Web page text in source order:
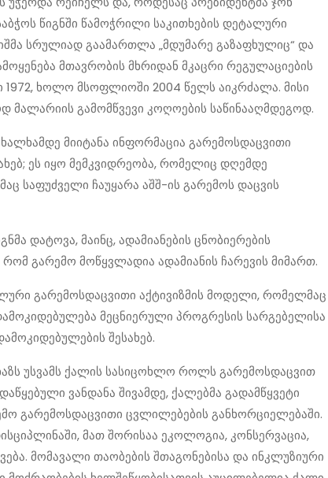
წიგნში წამოჭრილი საკითხების დეტალური
სრულიად გაამართლა „მდუმარე გაზაფხულიც“ და
მთავრობის მხრიდან მკაცრი რეგულაციების
1972, ხოლო მსოფლიოში 2004 წელს აიკრძალა. მისი
მალარიის გამომწვევი კოღოების საწინააღმდეგოდ.
მიიტანა ინფორმაცია გარემოსდაცვითი
ეს იყო მემკვიდრეობა, რომელიც დღემდე
საფუძველი ჩაუყარა აშშ-ის გარემოს დაცვის
დატოვა, მაინც, ადამიანების ცნობიერების
გარემო მოწყვლადია ადამიანის ჩარევის მიმართ.
გარემოსდაცვითი აქტივიზმის მოდელი, რომელმაც
მეცნიერული პროგრესის სარგებელისა
შესახებ.
უსვამს ქალის სასიცოხლო როლს გარემოსდაცვით
ვანდანა შივამდე, ქალებმა გადამწყვეტი
გარემოსდაცვითი ცვლილებების განხორციელებაში.
მათ შორისაა ეკოლოგია, კონსერვაცია,
მომავალი თაობების შთაგონებისა და ინკლუზიური